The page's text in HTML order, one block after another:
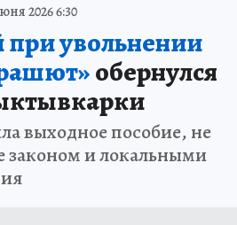
2026 6:30
увольнении
обернулся
выходное пособие, не
законом и локальными